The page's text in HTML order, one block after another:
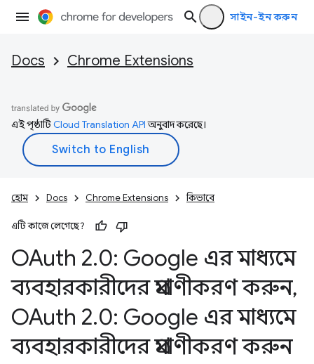
সাইন-ইন করুন
Docs Chrome Extensions
এই পৃষ্ঠাটিCloud Translation APIঅনুবাদ করেছে।
হোম Docs Chrome Extensions কিভাবে
এটি কাজে লেগেছে?
OAuth 2.0: Google এর মাধ্যমে
ব্যবহারকারীদের প্রমাণীকরণ করুন,
OAuth 2.0: Google এর মাধ্যমে
ব্যবহারকারীদের প্রমাণীকরণ করুন